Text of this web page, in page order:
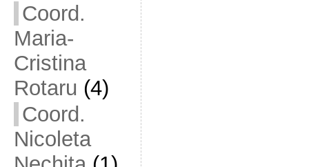
Coord.
Maria-
Cristina
Rotaru (4)
Coord.
Nicoleta